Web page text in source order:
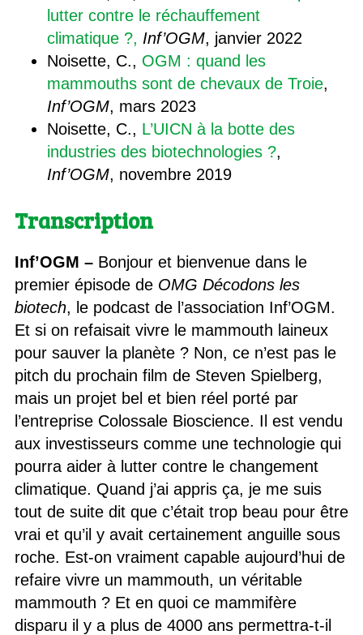
lutter contre le réchauffement
climatique ?, Inf’OGM, janvier 2022
Noisette, C., OGM : quand les
mammouths sont de chevaux de Troie,
Inf’OGM, mars 2023
Noisette, C., L’UICN à la botte des
industries des biotechnologies ?,
Inf’OGM, novembre 2019
Transcription
Inf’OGM –Bonjour et bienvenue dans le
premier épisode de OMG Décodons les
biotech, le podcast de l’association Inf’OGM.
Et si on refaisait vivre le mammouth laineux
pour sauver la planète ? Non, ce n’est pas le
pitch du prochain film de Steven Spielberg,
mais un projet bel et bien réel porté par
l’entreprise Colossale Bioscience. Il est vendu
aux investisseurs comme une technologie qui
pourra aider à lutter contre le changement
climatique. Quand j’ai appris ça, je me suis
tout de suite dit que c’était trop beau pour être
vrai et qu’il y avait certainement anguille sous
roche. Est-on vraiment capable aujourd’hui de
refaire vivre un mammouth, un véritable
mammouth ? Et en quoi ce mammifère
disparu il y a plus de 4000 ans permettra-t-il